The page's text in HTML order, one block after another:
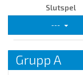
Slutspel
---
Grupp A